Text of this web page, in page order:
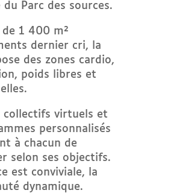
Parc des sources.
de 1 400 m²
dernier cri, la
des zones cardio,
poids libres et
collectifs virtuels et
personnalisés
à chacun de
selon ses objectifs.
est conviviale, la
dynamique.